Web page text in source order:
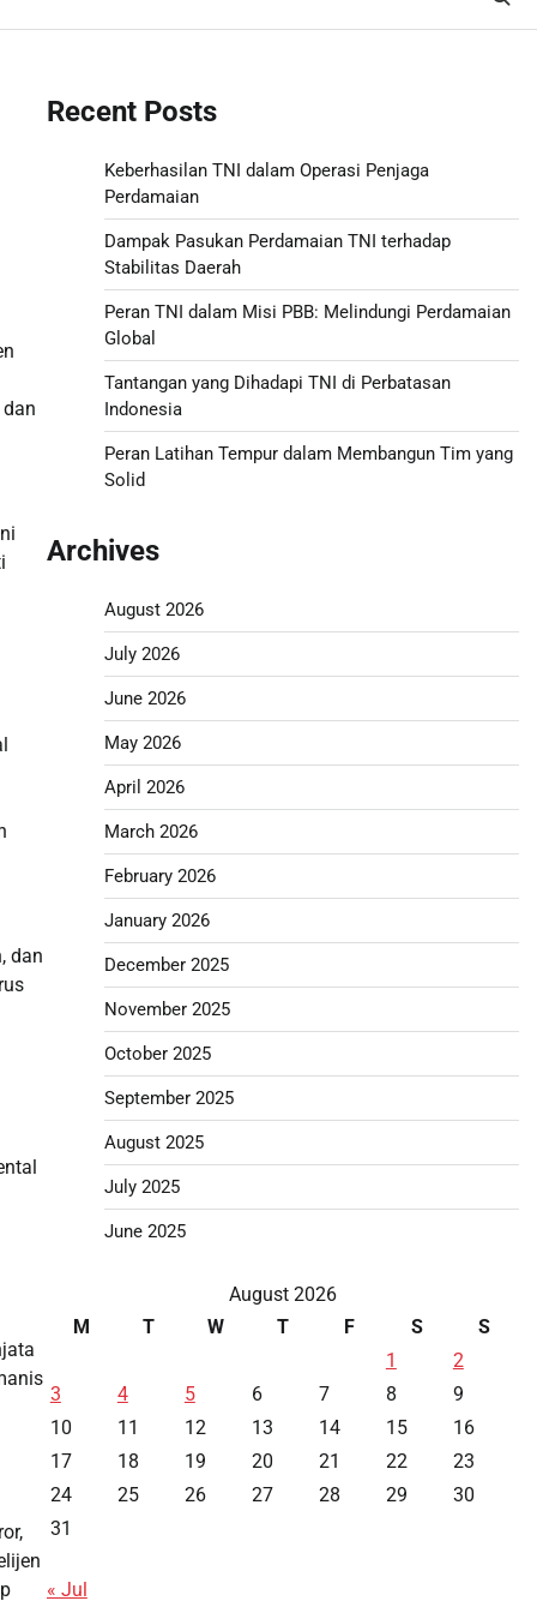
dan
Recent Posts
Keberhasilan TNI dalam Operasi Penjaga
Perdamaian
Dampak Pasukan Perdamaian TNI terhadap
Stabilitas Daerah
Peran TNI dalam Misi PBB: Melindungi Perdamaian
Global
Tantangan yang Dihadapi TNI di Perbatasan
Indonesia
Peran Latihan Tempur dalam Membangun Tim yang
Solid
Archives
August 2026
July 2026
June 2026
May 2026
April 2026
March 2026
February 2026
January 2026
December 2025
November 2025
October 2025
September 2025
August 2025
July 2025
June 2025
August 2026
M
T W T F S
S
1
2
3
4 5 6 7 8
9
10
11 12 13 14 15
16
17
18 19 20 21 22
23
24
25 26 27 28 29
30
31
« Jul